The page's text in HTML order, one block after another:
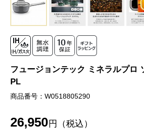
フュージョンテック ミネラルプロ
PL
商品番号：W0518805290
26,950 円（税込）